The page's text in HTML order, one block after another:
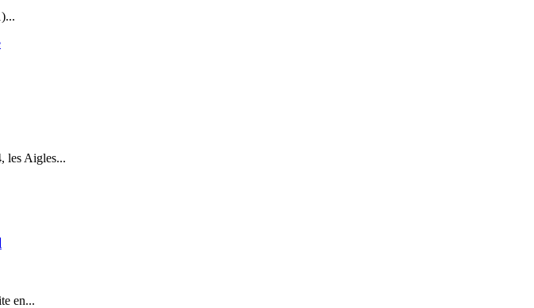
les Aigles...
en...